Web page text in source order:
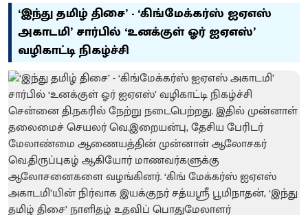
‘இந்து தமிழ் திசை’ - ‘கிங்மேக்கர்ஸ் ஐஏஎஸ்
அகாடமி’ சார்பில் ‘உனக்குள் ஓர் ஐஏஎஸ்’
வழிகாட்டி நிகழ்ச்சி